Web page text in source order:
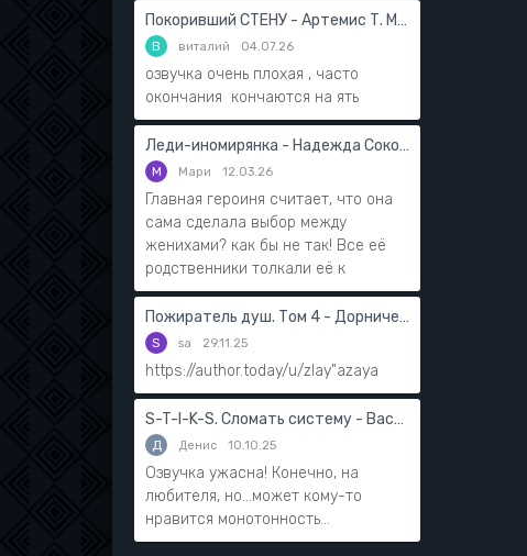
Покоривший СТЕНУ - Артемис Т. Мантикор
В виталий 04.07.26
озвучка очень плохая , часто
окончания кончаются на ять
Леди-иномирянка - Надежда Соколова
М Мари 12.03.26
Главная героиня считает, что она
сама сделала выбор между
женихами? как бы не так! Все её
родственники толкали её к
Пожиратель душ. Том 4 - Дорничев Дмитрий
S sa 29.11.25
https://author.today/u/zlay"azaya
S-T-I-K-S. Сломать систему - Василий Мушинский
Д Денис 10.10.25
Озвучка ужасна! Конечно, на
любителя, но...может кому-то
нравится монотонность...